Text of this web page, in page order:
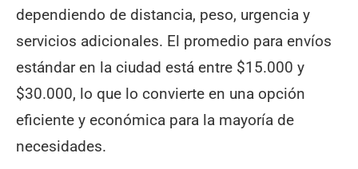
dependiendo de distancia, peso, urgencia y
servicios adicionales. El promedio para envíos
estándar en la ciudad está entre $15.000 y
$30.000, lo que lo convierte en una opción
eficiente y económica para la mayoría de
necesidades.